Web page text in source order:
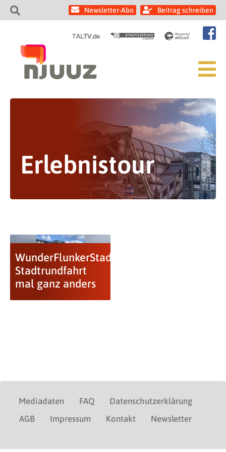
Newsletter-Abo Beitrag schreiben
Erlebnistour
WunderFlunkerStadtRundfahrt:
Stadtrundfahrt
mal ganz anders
Mediadaten FAQ
Datenschutzerklärung
AGB
Impressum Kontakt Newsletter